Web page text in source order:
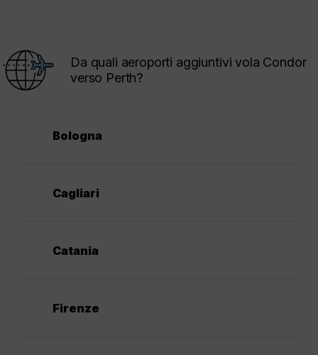
Da quali aeroporti aggiuntivi vola Condor
verso Perth?
Bologna
Cagliari
Catania
Firenze